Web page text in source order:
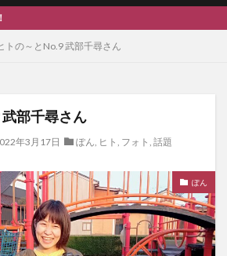
トの～とNo.9 武部千尋さん
部千尋さん
年3月17日 ぽん, ヒト , フォト , 話題
ぽん
タリアン
IOXアローザ #居酒屋
検索